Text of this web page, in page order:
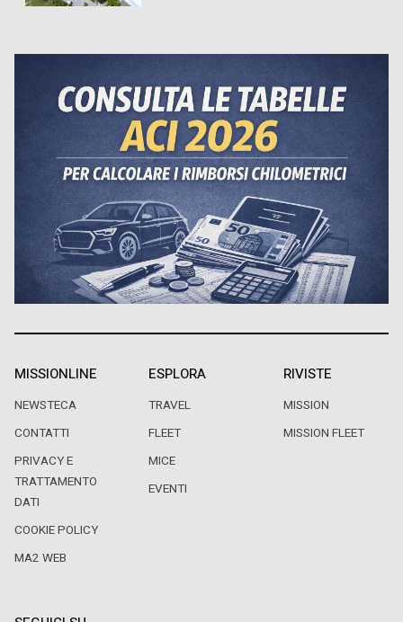
MISSIONLINE
NEWSTECA
CONTATTI
PRIVACY E
TRATTAMENTO
DATI
COOKIE POLICY
MA2 WEB
ESPLORA
TRAVEL
FLEET
MICE
EVENTI
RIVISTE
MISSION
MISSION FLEET